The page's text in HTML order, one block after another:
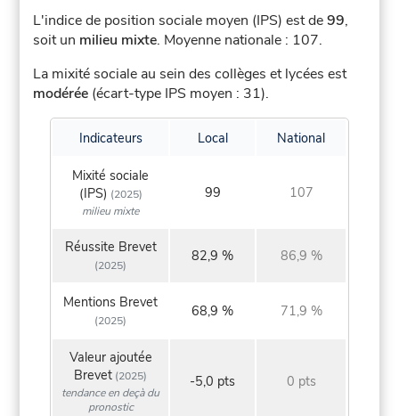
L'indice de position sociale moyen (IPS) est de99,
soit un milieu mixte. Moyenne nationale : 107.
La mixité sociale au sein des collèges et lycées est
modérée (écart-type IPS moyen : 31).
Indicateurs Local National
Mixité sociale
(IPS) (2025)
milieu mixte
99 107
Réussite Brevet
(2025)
82,9 % 86,9 %
Mentions Brevet
(2025)
68,9 % 71,9 %
Valeur ajoutée
Brevet (2025)
tendance en deçà du
pronostic
-5,0 pts 0 pts